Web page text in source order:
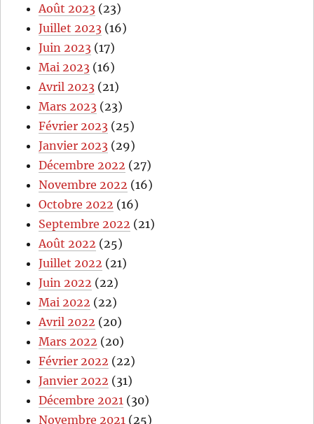
Août 2023 (23)
Juillet 2023 (16)
Juin 2023 (17)
Mai 2023 (16)
Avril 2023 (21)
Mars 2023 (23)
Février 2023 (25)
Janvier 2023 (29)
Décembre 2022 (27)
Novembre 2022 (16)
Octobre 2022 (16)
Septembre 2022 (21)
Août 2022 (25)
Juillet 2022 (21)
Juin 2022 (22)
Mai 2022 (22)
Avril 2022 (20)
Mars 2022 (20)
Février 2022 (22)
Janvier 2022 (31)
Décembre 2021 (30)
Novembre 2021 (25)